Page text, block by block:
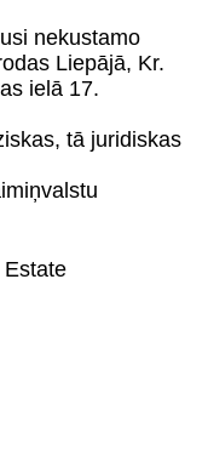
nekustamo
Liepājā, Kr.
ielā 17.
tā juridiskas
Estate